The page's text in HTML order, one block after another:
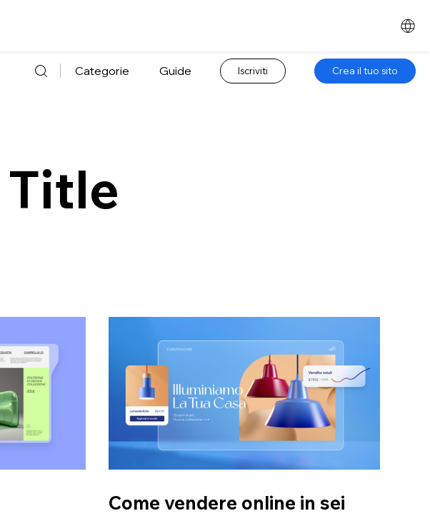
Categorie Guide Iscriviti Crea il tuo sito
Come vendere online in sei